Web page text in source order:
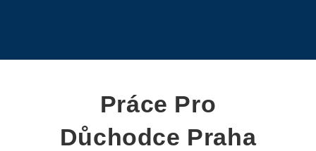
Práce Pro
Důchodce Praha